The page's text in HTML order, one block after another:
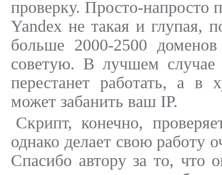
проверку. Просто-напросто
Yandex не такая и глупая,
больше 2000-2500
советую. В лучшем случае
перестанет работать, а в
может забанить ваш IP.
Скрипт, конечно,
однако делает свою работу
Спасибо автору за то, что